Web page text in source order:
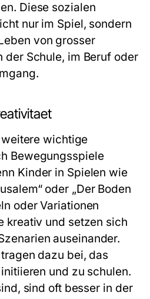
Diese sozialen
nur im Spiel, sondern
von grosser
der Schule, im Beruf oder
wichtige
Bewegungsspiele
Kinder in Spielen wie
oder „Der Boden
oder Variationen
kreativ und setzen sich
auseinander.
dazu bei, das
und zu schulen.
sind oft besser in der